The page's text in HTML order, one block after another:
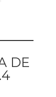
DE